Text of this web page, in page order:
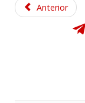
Anterior